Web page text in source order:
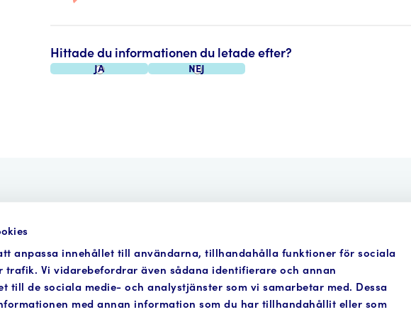
anpassa innehållet till användarna, tillhandahålla funktioner för sociala
trafik. Vi vidarebefordrar även sådana identifierare och annan
till de sociala medie- och analystjänster som vi samarbetar med. Dessa
med annan information som du har tillhandahållit eller som
Hittade du informationen du letade efter?
Ja Nej
E-post:info@vattenkraftensmiljofond.se Östra Hamngatan 30-34